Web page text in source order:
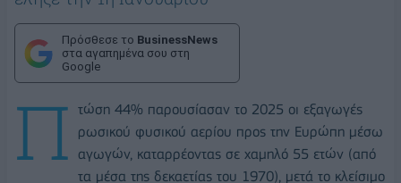
Πρόσθεσε το BusinessNews
στα αγαπημένα σου στη
Google
Π τώση 44% παρουσίασαν το 2025 οι εξαγωγές
ρωσικού φυσικού αερίου προς την Ευρώπη μέσω
αγωγών, καταρρέοντας σε χαμηλό 55 ετών (από
τα μέσα της δεκαετίας του 1970), μετά το κλείσιμο